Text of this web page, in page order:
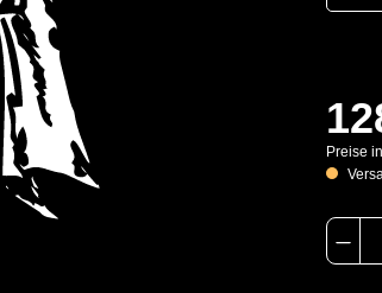
Preise